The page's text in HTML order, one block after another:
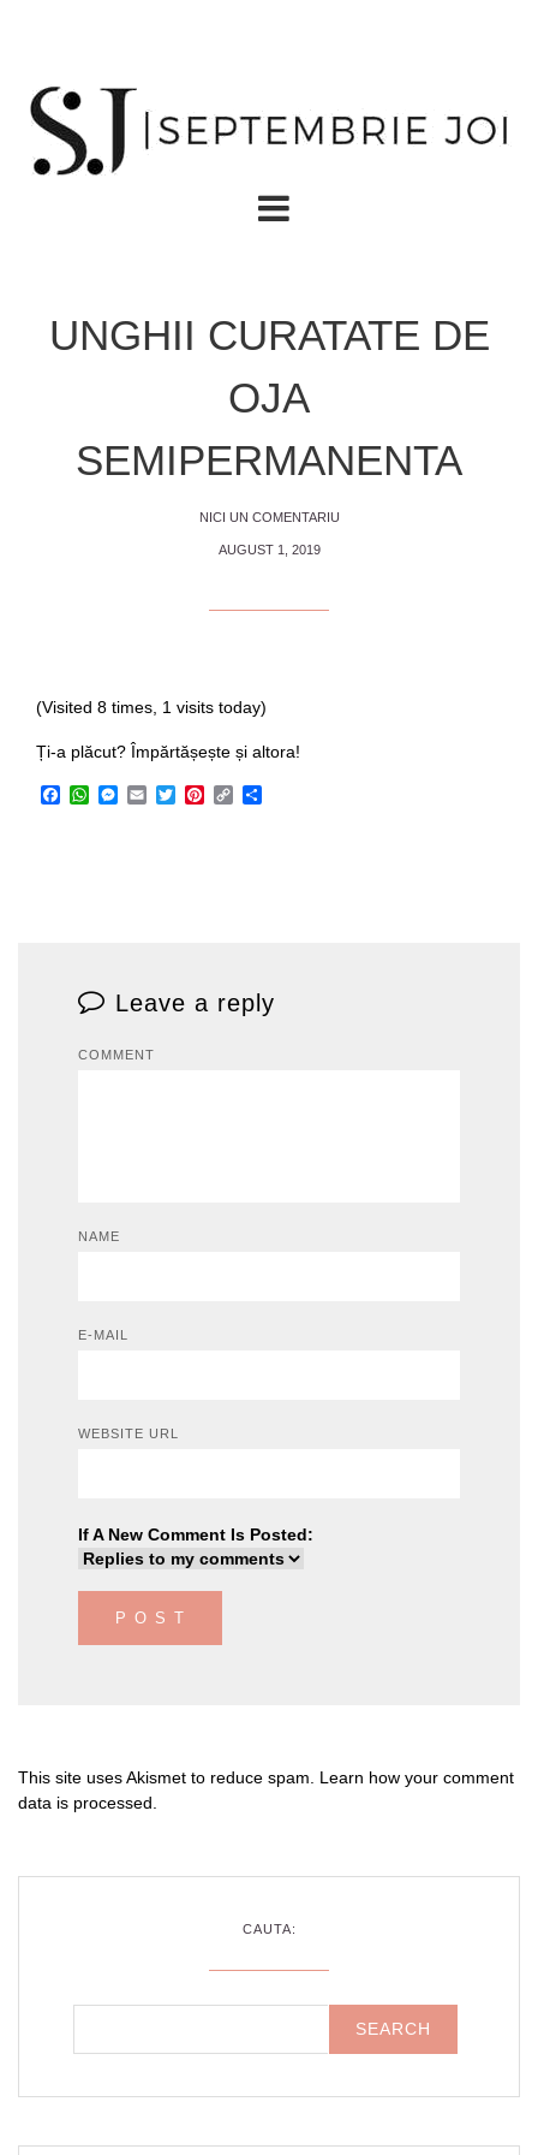
UNGHII CURATATE DE
OJA
SEMIPERMANENTA
NICI UN COMENTARIU
AUGUST 1, 2019
(Visited 8 times, 1 visits today)
Ți-a plăcut? Împărtășește și altora!
Facebook
WhatsApp
Messenger
EmailTwitterPinterest
Copy
Leave a reply
COMMENT
NAME
E-MAIL
WEBSITE URL
If A New Comment Is Posted:
This site uses Akismet to reduce spam. Learn how your comment
data is processed
CAUTA: